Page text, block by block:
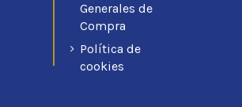
Generales de
Compra
Política de
cookies